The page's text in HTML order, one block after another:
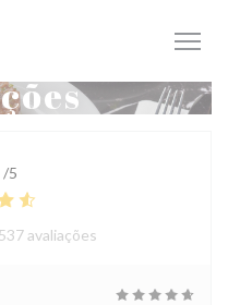
/5
537 avaliações